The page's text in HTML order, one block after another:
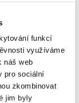
funkcí
využíváme
náš web
pro sociální
zkombinovat
jim byly